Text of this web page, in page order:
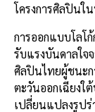
โครงการศิลปินใ
การออกแบบโลโ
รับแรงบันดาลใจ
ศิลปินไทยผู้ชนะก
ตะวันออกเฉียงใ
เปลี่ยนแปลงรูป